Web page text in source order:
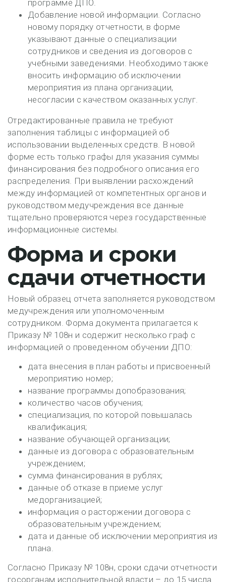
программе ДПО.
Добавление новой информации. Согласно
новому порядку отчетности, в форме
указывают данные о специализации
сотрудников и сведения из договоров с
учебными заведениями. Необходимо также
вносить информацию об исключении
мероприятия из плана организации,
несогласии с качеством оказанных услуг.
Отредактированные правила не требуют
заполнения таблицы с информацией об
использовании выделенных средств. В новой
форме есть только графы для указания суммы
финансирования без подробного описания его
распределения. При выявлении расхождений
между информацией от компетентных органов и
руководством медучреждения все данные
тщательно проверяются через государственные
информационные системы.
Форма и сроки
сдачи отчетности
Новый образец отчета заполняется руководством
медучреждения или уполномоченным
сотрудником. Форма документа прилагается к
Приказу № 108н и содержит несколько граф с
информацией о проведенном обучении ДПО:
дата внесения в план работы и присвоенный
мероприятию номер;
название программы допобразования;
количество часов обучения;
специализация, по которой повышалась
квалификация;
название обучающей организации;
данные из договора с образовательным
учреждением;
сумма финансирования в рублях;
данные об отказе в приеме услуг
медорганизацией;
информация о расторжении договора с
образовательным учреждением;
дата и данные об исключении мероприятия из
плана.
Согласно Приказу № 108н, сроки сдачи отчетности
госорганам исполнительной власти – до 15 числа